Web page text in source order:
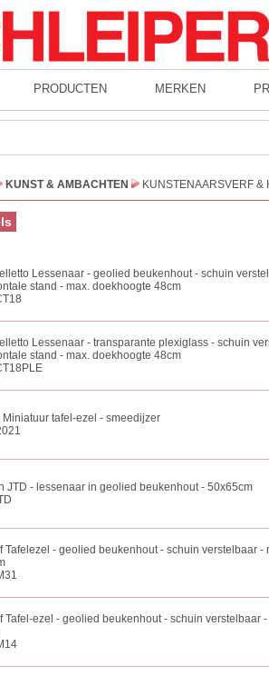
PRODUCTEN MERKEN
KUNST & AMBACHTEN KUNSTENAARSVERF &
Lessenaar - geolied beukenhout - schuin
stand - max. doekhoogte 48cm
Lessenaar - transparante plexiglass - schuin
stand - max. doekhoogte 48cm
Miniatuur tafel-ezel - smeedijzer
JTD - lessenaar in geolied beukenhout - 50x65cm
Tafelezel - geolied beukenhout - schuin verstelbaar -
Tafel-ezel - geolied beukenhout - schuin verstelbaar